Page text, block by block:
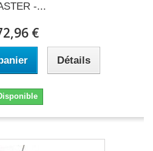
-...
€
Détails